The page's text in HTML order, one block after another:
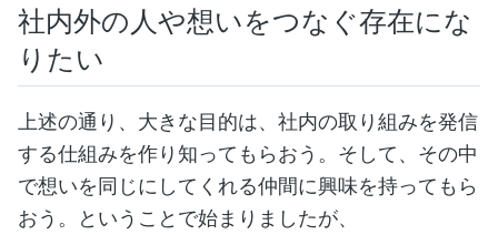
社内外の人や想いをつなぐ存在にな
りたい
上述の通り、大きな目的は、社内の取り組みを発信
する仕組みを作り知ってもらおう。そして、その中
で想いを同じにしてくれる仲間に興味を持ってもら
おう。ということで始まりましたが、